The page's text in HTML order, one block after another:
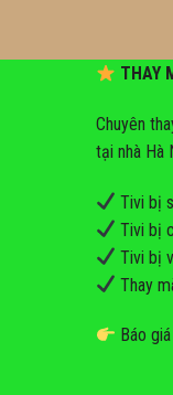
THAY
Chuyên
tại nhà Hà
Tivi bị
Tivi bị
Tivi bị
Thay
Báo